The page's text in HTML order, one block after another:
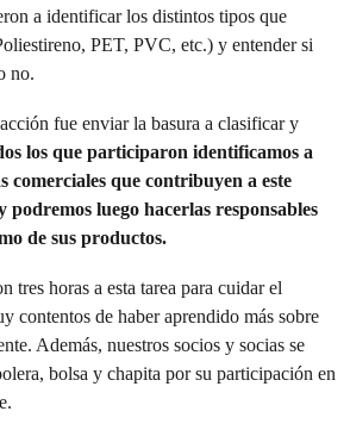
a identificar los distintos tipos que
PET, PVC, etc.) y entender si
no.
fue enviar la basura a clasificar y
los que participaron identificamos a
comerciales que contribuyen a este
luego hacerlas responsables
de sus productos.
tres horas a esta tarea para cuidar el
contentos de haber aprendido más sobre
Además, nuestros socios y socias se
bolsa y chapita por su participación en